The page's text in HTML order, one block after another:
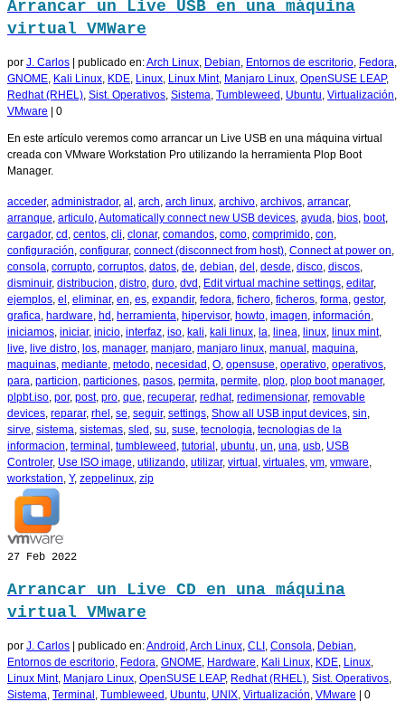
Arrancar un Live USB en una máquina
virtual VMWare
por J. Carlos publicado en:Arch Linux, Debian, Entornos de escritorio, Fedora,
GNOME, Kali Linux, KDE, Linux, Linux Mint, Manjaro Linux, OpenSUSE LEAP,
Redhat (RHEL), Sist. Operativos, Sistema, Tumbleweed , Ubuntu, Virtualización,
VMware
0
En este artículo veremos como arrancar un Live USB en una máquina virtual
creada con VMware Workstation Pro utilizando la herramienta Plop Boot
Manager.
acceder, administrador, al , arch, arch linux, archivo, archivos, arrancar,
arranque, articulo,Automatically connect new USB devices, ayuda, bios, boot,
cargador, cd , centos, cli, clonar, comandos, como, comprimido, con,
configuración, configurar, connect (disconnect from host), Connect at power on,
consola, corrupto, corruptos, datos, de, debian, del , desde, disco, discos,
disminuir, distribucion, distro, duro, dvd , Edit virtual machine settings, editar,
ejemplos, el , eliminar, en, es, expandir, fedora, fichero, ficheros, forma, gestor,
grafica, hardware, hd , herramienta, hipervisor, howto, imagen, información,
iniciamos, iniciar, inicio, interfaz, iso, kali, kali linux, la, linea, linux, linux mint,
live, live distro, los, manager, manjaro, manjaro linux, manual , maquina,
maquinas, mediante, metodo, necesidad , O, opensuse, operativo, operativos,
para, particion, particiones, pasos, permita, permite, plop, plop boot manager,
plpbt.iso, por, post, pro, que, recuperar, redhat, redimensionar, removable
devices, reparar, rhel , se, seguir, settings, Show all USB input devices, sin,
sirve, sistema, sistemas, sled , su, suse, tecnologia, tecnologias de la
informacion, terminal , tumbleweed , tutorial , ubuntu, un, una, usb, USB
Controler, Use ISO image, utilizando, utilizar, virtual , virtuales, vm, vmware,
workstation, Y, zeppelinux, zip
27 Feb 2022
Arrancar un Live CD en una máquina
virtual VMware
por J. Carlos | publicado en:Android Arch Linux CLI Consola Debian
Entornos de escritorio Fedora GNOME Hardware Kali Linux KDE Linux
Linux Mint, Manjaro Linux OpenSUSE LEAP, Redhat (RHEL) Sist. Operativos
Sistema Terminal Tumbleweed Ubuntu UNIX Virtualización VMware | 0